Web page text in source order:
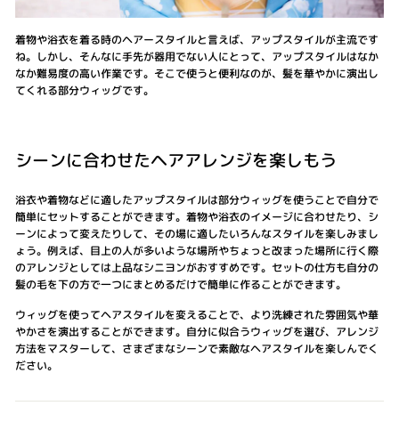
着物や浴衣を着る時のヘアースタイルと言えば、アップスタイルが主流です
ね。しかし、そんなに手先が器用でない人にとって、アップスタイルはなか
なか難易度の高い作業です。そこで使うと便利なのが、髪を華やかに演出し
てくれる部分ウィッグです。
シーンに合わせたヘアアレンジを楽しもう
浴衣や着物などに適したアップスタイルは部分ウィッグを使うことで自分で
簡単にセットすることができます。着物や浴衣のイメージに合わせたり、シ
ーンによって変えたりして、その場に適したいろんなスタイルを楽しみまし
ょう。例えば、目上の人が多いような場所やちょっと改まった場所に行く際
のアレンジとしては上品なシニヨンがおすすめです。セットの仕方も自分の
髪の毛を下の方で一つにまとめるだけで簡単に作ることができます。
ウィッグを使ってヘアスタイルを変えることで、より洗練された雰囲気や華
やかさを演出することができます。自分に似合うウィッグを選び、アレンジ
方法をマスターして、さまざまなシーンで素敵なヘアスタイルを楽しんでく
ださい。